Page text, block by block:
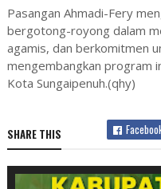
Pasangan Ahmadi-Fery
bergotong-royong dalam
agamis, dan berkomitmen
mengembangkan program
Kota Sungaipenuh.(qhy)
SHARE THIS